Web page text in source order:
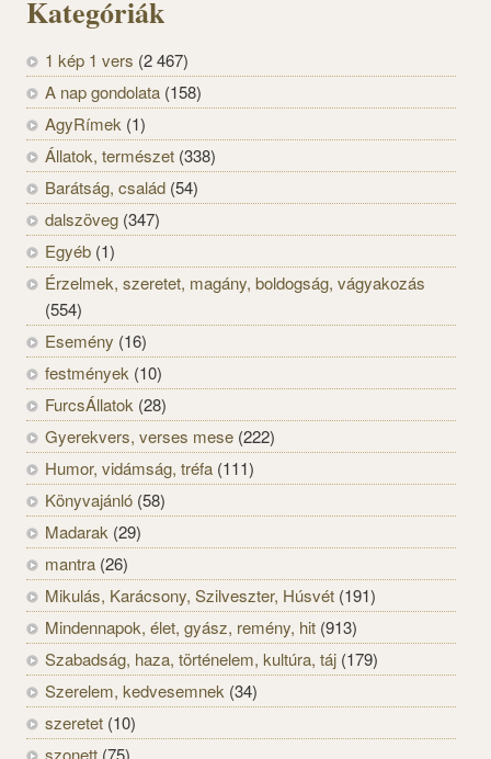
Kategóriák
1 kép 1 vers (2 467)
A nap gondolata (158)
AgyRímek (1)
Állatok, természet (338)
Barátság, család (54)
dalszöveg (347)
Egyéb (1)
Érzelmek, szeretet, magány, boldogság, vágyakozás
(554)
Esemény (16)
festmények (10)
FurcsÁllatok (28)
Gyerekvers, verses mese (222)
Humor, vidámság, tréfa (111)
Könyvajánló (58)
Madarak (29)
mantra (26)
Mikulás, Karácsony, Szilveszter, Húsvét (191)
Mindennapok, élet, gyász, remény, hit (913)
Szabadság, haza, történelem, kultúra, táj (179)
Szerelem, kedvesemnek (34)
szeretet (10)
szonett (75)